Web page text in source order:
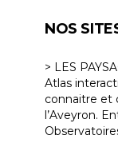
NOS
> LES
Atlas
connaitre et
l’Aveyron.